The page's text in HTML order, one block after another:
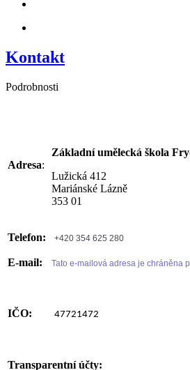
Kontakt
Podrobnosti
Adresa:
Základní umělecká škola
Lužická 412
Mariánské Lázně
353 01
Telefon: +420 354 625 280
E-mail: Tato e-mailová adresa je chráněna
IČO: 47721472
Transparentní účty: